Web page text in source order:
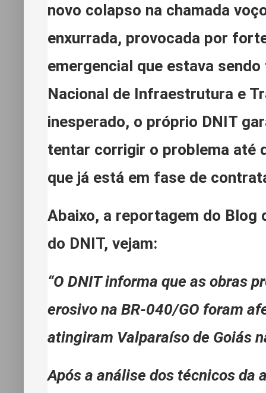
novo colapso na chamada
enxurrada, provocada por
emergencial que estava
Nacional de Infraestrutura e
inesperado, o próprio DNIT
tentar corrigir o problema até
que já está em fase de
Abaixo, a reportagem do Blog
do DNIT, vejam:
“O DNIT informa que as obras
erosivo na BR-040/GO foram
atingiram Valparaíso de Goiás
Após a análise dos técnicos da